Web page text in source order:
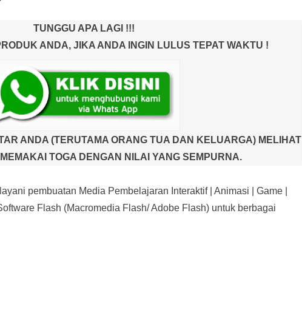
TUNGGU APA LAGI !!!
ANDA, JIKA ANDA INGIN LULUS TEPAT WAKTU !
ANDA (TERUTAMA ORANG TUA DAN KELUARGA) MELIHAT
TOGA DENGAN NILAI YANG SEMPURNA.
pembuatan Media Pembelajaran Interaktif| Animasi | Game |
Flash (Macromedia Flash/ Adobe Flash) untuk berbagai